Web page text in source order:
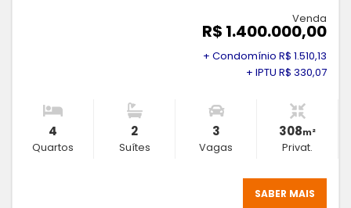
Venda
R$ 1.400.000,00
+ Condomínio R$ 1.510,13
+ IPTU R$ 330,07
4
Quartos
2
Suítes
3
Vagas
308m²
Privat.
SABER MAIS